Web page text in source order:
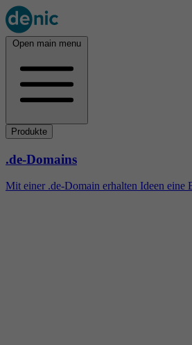
Open main menu
Produkte
.de-Domains
Mit einer .de-Domain erhalten Ideen eine